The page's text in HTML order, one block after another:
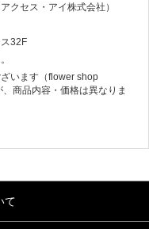
クセス・アイ株式会社）
32F
います（flower shop
商品内容・価格は異なりま
て